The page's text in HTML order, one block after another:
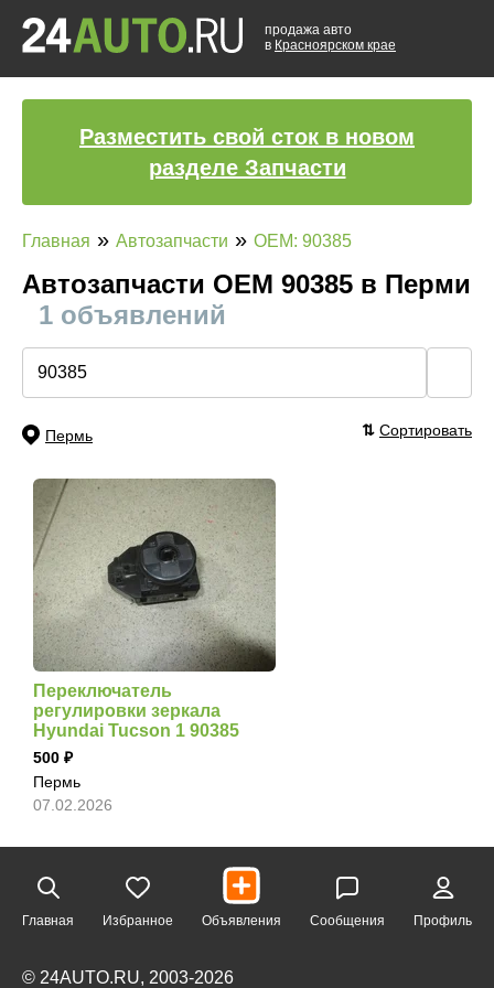
продажа авто
в Красноярском крае
Разместить свой сток в новом
разделе Запчасти
Главная » Автозапчасти » OEM: 90385
Автозапчасти ОЕМ 90385 в Перми
1 объявлений
Пермь ⇅ Сортировать
Переключатель
регулировки зеркала
Hyundai Tucson 1 90385
500
Пермь
07.02.2026
Главная Избранное Объявления Сообщения Профиль
© 24AUTO.RU, 2003-2026